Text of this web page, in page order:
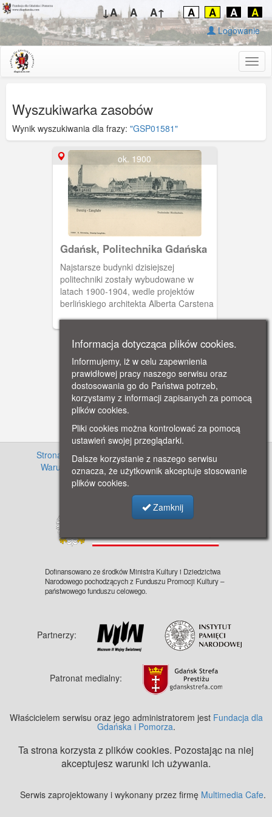
↓A A A↑ A A A A
Logowanie
Wyszukiwarka zasobów
Wynik wyszukiwania dla frazy: "GSP01581"
ok. 1900
Gdańsk, Politechnika Gdańska
Najstarsze budynki dzisiejszej
politechniki zostały wybudowane w
latach 1900-1904, wedle projektów
berlińskiego architekta Alberta Carstena
Strona główna · Informacje o projekcie · Cennik
Warunki używania zasobów
· Kontakt ·
Regulamin
serwisu
· Polityka prywatności
Dofinansowano ze środków Ministra Kultury i Dziedzictwa
Narodowego pochodzących z Funduszu Promocji Kultury –
państwowego funduszu celowego.
Partnerzy:
Patronat medialny:
Właścicielem serwisu oraz jego administratorem jest Fundacja dla
Gdańska i Pomorza.
Ta strona korzysta z plików cookies. Pozostając na niej
akceptujesz warunki ich używania.
Serwis zaprojektowany i wykonany przez firmę Multimedia Cafe.
Informacja dotycząca plików cookies.
Informujemy, iż w celu zapewnienia
prawidłowej pracy naszego serwisu oraz
dostosowania go do Państwa potrzeb,
korzystamy z informacji zapisanych za pomocą
plików cookies.
Pliki cookies można kontrolować za pomocą
ustawień swojej przeglądarki.
Dalsze korzystanie z naszego serwisu
oznacza, że użytkownik akceptuje stosowanie
plików cookies.
Zamknij